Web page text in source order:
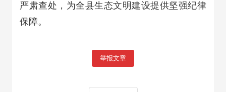
严肃查处，为全县生态文明建设提供坚强纪律
保障。
举报文章